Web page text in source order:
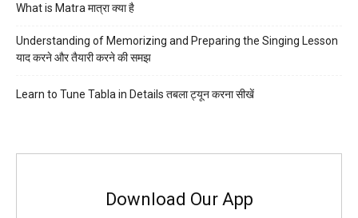
What is Matra मात्रा क्या है
Understanding of Memorizing and Preparing the Singing Lesson
याद करने और तैयारी करने की समझ
Learn to Tune Tabla in Details तबला ट्यून करना सीखें
Download Our App